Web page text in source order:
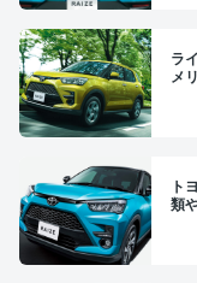
ラ
メ
ト
類